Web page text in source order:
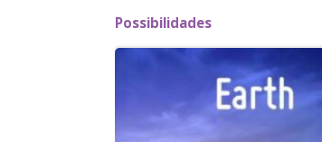
Possibilidades